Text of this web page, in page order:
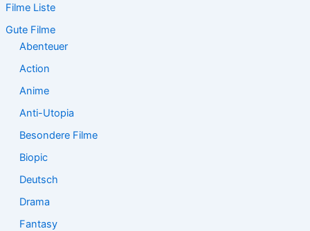
n
n
Filme Liste
Gute Filme
Abenteuer
Action
Anime
Anti-Utopia
Besondere Filme
Biopic
Deutsch
Drama
Fantasy